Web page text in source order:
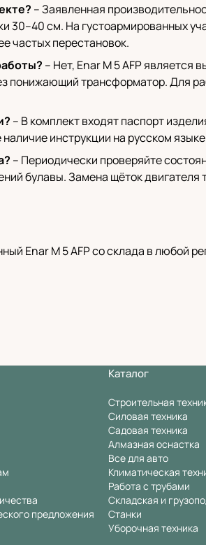
– Заявленная
30–40 см. На густоармированных
частых перестановок.
– Нет, Enar M 5 AFP является
понижающий трансформатор. Для
– В комплект входят паспорт
инструкции на русском
– Периодически проверяйте
булавы. Замена щёток
Enar M 5 AFP со склада в любой
предложения
Каталог
Строительная
Силовая техника
Садовая техника
Алмазная оснастка
Все для авто
Климатическая
Работа с трубами
Складская и
Станки
Уборочная техника